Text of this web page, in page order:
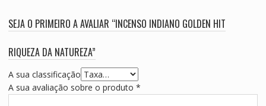
SEJA O PRIMEIRO A AVALIAR “INCENSO INDIANO GOLDEN HIT
RIQUEZA DA NATUREZA”
A sua classificação
A sua avaliação sobre o produto *